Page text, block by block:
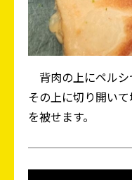
背肉の上にペルシ
その上に切り開い
を被せます。